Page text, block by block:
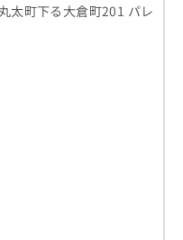
太町下る大倉町201 パレ